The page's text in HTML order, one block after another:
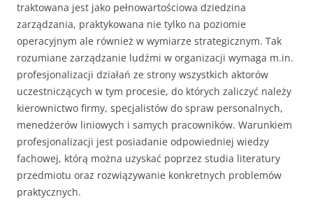
traktowana jest jako pełnowartościowa dziedzina
zarządzania, praktykowana nie tylko na poziomie
operacyjnym ale również w wymiarze strategicznym. Tak
rozumiane zarządzanie ludźmi w organizacji wymaga m.in.
profesjonalizacji działań ze strony wszystkich aktorów
uczestniczących w tym procesie, do których zaliczyć należy
kierownictwo firmy, specjalistów do spraw personalnych,
menedżerów liniowych i samych pracowników. Warunkiem
profesjonalizacji jest posiadanie odpowiedniej wiedzy
fachowej, którą można uzyskać poprzez studia literatury
przedmiotu oraz rozwiązywanie konkretnych problemów
praktycznych.